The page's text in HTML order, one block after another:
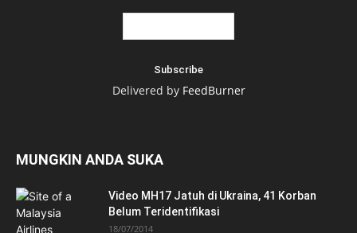
Delivered by FeedBurner
MUNGKIN ANDA SUKA
Video MH17 Jatuh di Ukraina, 41 Korban
Belum Teridentifikasi
18/07/2014